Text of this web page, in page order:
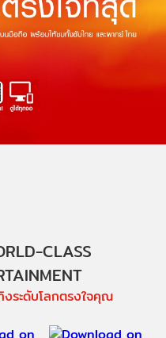
CLASS
ระดับโลกตรงใจคุณ